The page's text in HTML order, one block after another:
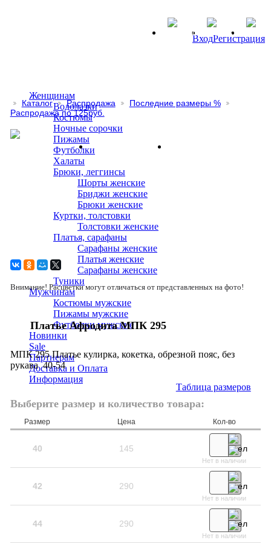
ВходРегистрация
Женщинам
Водолазки
Костюмы
Ночные сорочки
Пижамы
Футболки
Халаты
Брюки, леггинсы
Шорты женские
Бриджи женские
Брюки женские
Куртки, толстовки
Толстовки женские
Платья, сарафаны
Сарафаны женские
Платья женские
Сарафаны женские
Туники
Мужчинам
Костюмы мужские
Пижамы мужские
Футболки мужские
Новинки
Sale
Партнерам
Доставка и Оплата
Информация
Каталог Распродажа
Последние размеры %
Распродажа по 125руб.
Внимание! Расцветки могут отличаться от представленных на фото!
Платье Афродита МПК 295
МПК 295 Платье кулирка, кокетка, обрезной пояс, без
рукава 40-54
Таблица размеров
Выберите размер и количество товара:
Размер Цена Кол-во
40 145
Нет в наличии
42 290
Нет в наличии
44 290
Нет в наличии